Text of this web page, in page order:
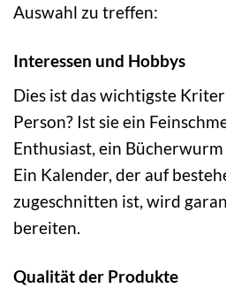
Auswahl zu treffen:
Interessen und Hobbys
Dies ist das wichtigste
Person? Ist sie ein
Enthusiast, ein
Ein Kalender, der auf
zugeschnitten ist, wird
bereiten.
Qualität der Produkte